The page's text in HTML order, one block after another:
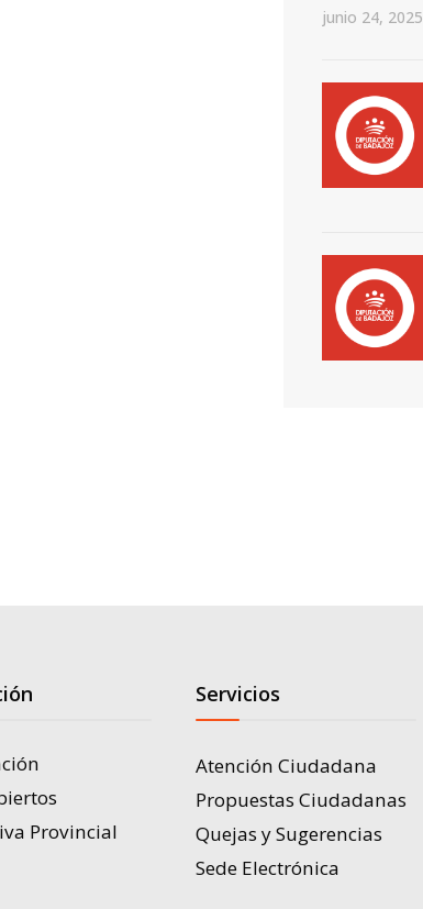
junio 24, 2025
Provincial
Servicios
Atención Ciudadana
Propuestas Ciudadanas
Quejas y Sugerencias
Sede Electrónica